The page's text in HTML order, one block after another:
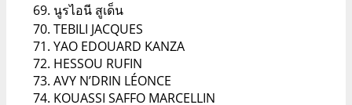
นูรไอนี สูเด็น
TEBILI JACQUES
YAO EDOUARD KANZA
HESSOU RUFIN
AVY N’DRIN LÉONCE
KOUASSI SAFFO MARCELLIN